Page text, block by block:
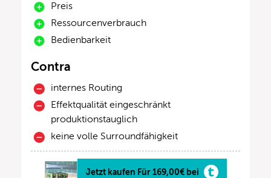
Preis
Ressourcenverbrauch
Bedienbarkeit
Contra
internes Routing
Effektqualität eingeschränkt
produktionstauglich
keine volle Surroundfähigkeit
Jetzt kaufen Für 169,00€ bei